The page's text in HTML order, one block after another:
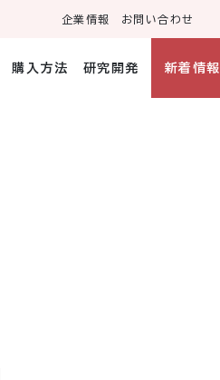
企業情報 お問い合わせ
購入方法 研究開発 新着情報